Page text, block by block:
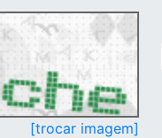
[trocar imagem]